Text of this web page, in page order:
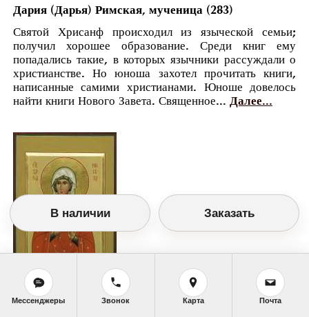
Дария (Дарья) Римская, мученица (283)
Святой Хрисанф происходил из языческой семьи;
получил хорошее образование. Среди книг ему
попадались такие, в которых язычники рассуждали о
христианстве. Но юноша захотел прочитать книги,
написанные самими христианами. Юноше довелось
найти книги Нового Завета. Священное... Далее...
В наличии Заказать
Мессенджеры Звонок Карта Почта